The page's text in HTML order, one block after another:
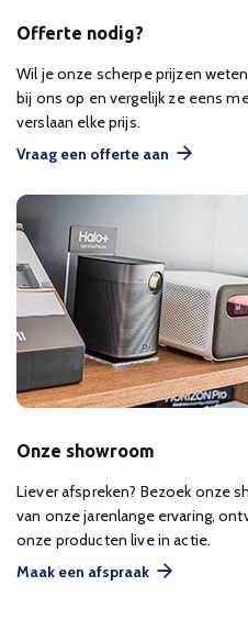
Offerte nodig?
Wil je onze scherpe prijzen
bij ons op en vergelijk ze eens
verslaan elke prijs.
Vraag een offerte aan
Onze showroom
Liever afspreken? Bezoek onze
van onze jarenlange ervaring,
onze producten live in actie.
Maak een afspraak